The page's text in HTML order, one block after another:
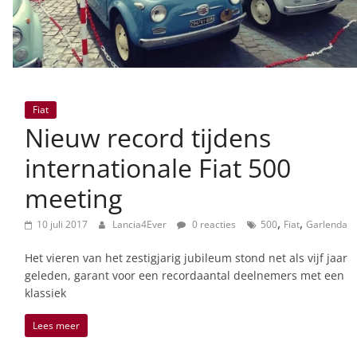
Fiat
Nieuw record tijdens
internationale Fiat 500
meeting
10 juli 2017 Lancia4Ever 0 reacties 500, Fiat, Garlenda
Het vieren van het zestigjarig jubileum stond net als vijf jaar
geleden, garant voor een recordaantal deelnemers met een
klassiek
Lees meer